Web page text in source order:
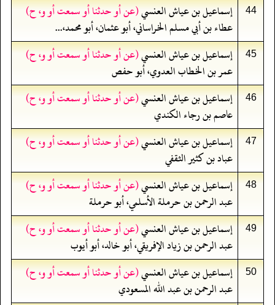
44 إسماعيل بن عياش العنسي(عن أو حدثنا أو سمعت أو و، ح)
عطاء بن أبي مسلم الخراساني، أبو عثمان، أبو محمد،...
45 إسماعيل بن عياش العنسي(عن أو حدثنا أو سمعت أو و، ح)
عمر بن الخطاب العدوي، أبو حفص
46 إسماعيل بن عياش العنسي(عن أو حدثنا أو سمعت أو و، ح)
عاصم بن رجاء الكندي
47 إسماعيل بن عياش العنسي(عن أو حدثنا أو سمعت أو و، ح)
عباد بن كثير الثقفي
48 إسماعيل بن عياش العنسي(عن أو حدثنا أو سمعت أو و، ح)
عبد الرحمن بن حرملة الأسلمي، أبو حرملة
49 إسماعيل بن عياش العنسي(عن أو حدثنا أو سمعت أو و، ح)
عبد الرحمن بن زياد الإفريقي، أبو خالد، أبو أيوب
50 إسماعيل بن عياش العنسي(عن أو حدثنا أو سمعت أو و، ح)
عبد الرحمن بن عبد الله المسعودي